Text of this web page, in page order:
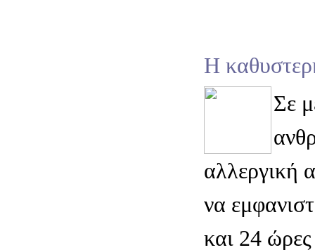
Η
Σε
αλλεργική
να
και 24